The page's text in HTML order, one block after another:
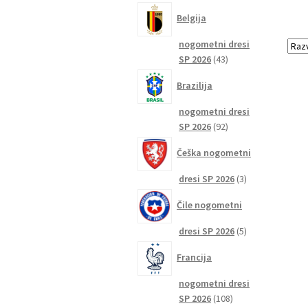
Belgija
nogometni dresi
SP 2026 4343
Brazilija
nogometni dresi
SP 2026 9292
Češka nogometni
dresi SP 2026 33
Čile nogometni
dresi SP 2026 55
Francija
nogometni dresi
SP 2026 108108